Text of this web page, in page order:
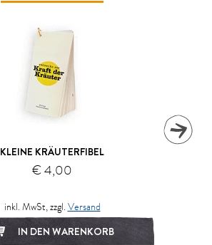
KLEINE KRÄUTERFIBEL
€ 4,00
inkl. MwSt, zzgl. Versand
IN DEN WARENKORB